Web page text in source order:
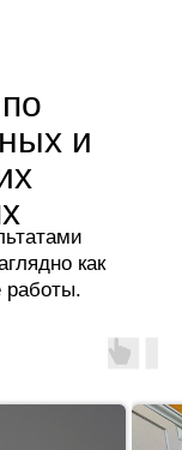
и
как
работы.